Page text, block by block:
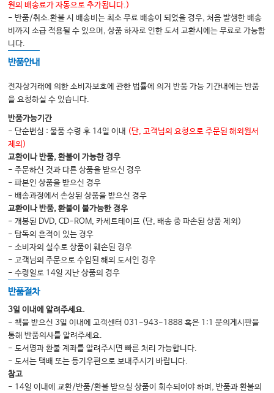
원의 배송료가 자동으로 추가됩니다.)
- 반품/취소.환불 시 배송비는 최소 무료 배송이 되었을 경우, 처음 발생한 배송
비까지 소급 적용될 수 있으며, 상품 하자로 인한 도서 교환시에는 무료로 가능합
니다.
반품안내
전자상거래에 의한 소비자보호에 관한 법률에 의거 반품 가능 기간내에는 반품
을 요청하실 수 있습니다.
반품가능기간
- 단순변심 : 물품 수령 후 14일 이내 (단, 고객님의 요청으로 주문된 해외원서
제외)
교환이나 반품, 환불이 가능한 경우
- 주문하신 것과 다른 상품을 받으신 경우
- 파본인 상품을 받으신 경우
- 배송과정에서 손상된 상품을 받으신 경우
교환이나 반품, 환불이 불가능한 경우
- 개봉된 DVD, CD-ROM, 카세트테이프 (단, 배송 중 파손된 상품 제외)
- 탐독의 흔적이 있는 경우
- 소비자의 실수로 상품이 훼손된 경우
- 고객님의 주문으로 수입된 해외 도서인 경우
- 수령일로 14일 지난 상품의 경우
반품절차
3일 이내에 알려주세요.
- 책을 받으신 3일 이내에 고객센터 031-943-1888 혹은 1:1 문의게시판을
통해 반품의사를 알려주세요.
- 도서명과 환불 계좌를 알려주시면 빠른 처리 가능합니다.
- 도서는 택배 또는 등기우편으로 보내주시기 바랍니다.
참고
- 14일 이내에 교환/반품/환불 받으실 상품이 회수되어야 하며, 반품과 환불의